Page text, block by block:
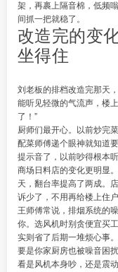
架，再裹上隔音棉，低频
间抓一把就稳了。
改造完的变
坐得住
刘老板的排档改造完那天
能听见轻微的气流声，楼
了！”
厨师们最开心。以前炒完
配菜师傅递个眼神就知道
提示音了，以前吵得根本
商场日料店的变化更明显
天，翻台率提高了两成。
诉少了，不用再给楼上住
王师傅常说，排烟系统的
你。选风机时别贪便宜买
实则省了后期一堆烦心事。
要是你家厨房也被噪音困
看是风机本身吵，还是震